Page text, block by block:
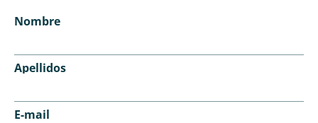
Nombre
Apellidos
E-mail